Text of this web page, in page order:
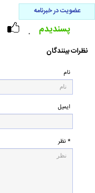
عضویت در خبرنامه
۰ پسندیدم
نظرات بینندگان
نام
ایمیل
* نظر